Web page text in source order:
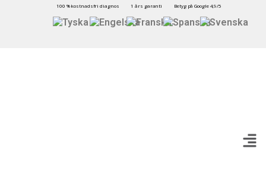
100 % kostnadsfri diagnos 1 års garanti Betyg på Google 4,9/5